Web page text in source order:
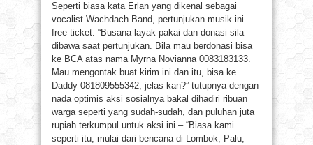
Seperti biasa kata Erlan yang dikenal sebagai
vocalist Wachdach Band, pertunjukan musik ini
free ticket. “Busana layak pakai dan donasi sila
dibawa saat pertunjukan. Bila mau berdonasi bisa
ke BCA atas nama Myrna Novianna 0083183133.
Mau mengontak buat kirim ini dan itu, bisa ke
Daddy 081809555342, jelas kan?” tutupnya dengan
nada optimis aksi sosialnya bakal dihadiri ribuan
warga seperti yang sudah-sudah, dan puluhan juta
rupiah terkumpul untuk aksi ini – “Biasa kami
seperti itu, mulai dari bencana di Lombok, Palu,